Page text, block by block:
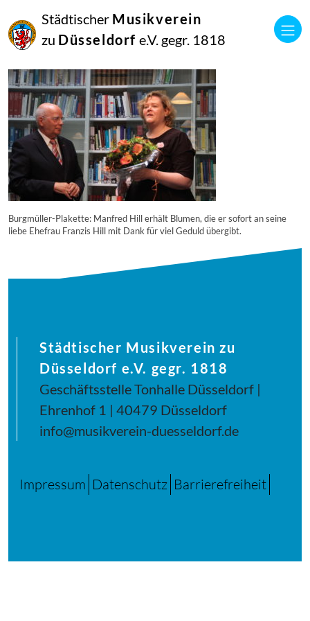
Städtischer Musikverein
zu Düsseldorf e.V. gegr. 1818
August
2018
Manfred Hill
Burgmüller-Plakette: Manfred Hill erhält Blumen, die er sofort an seine
liebe Ehefrau Franzis Hill mit Dank für viel Geduld übergibt.
Städtischer Musikverein zu
Düsseldorf e.V. gegr. 1818
Geschäftsstelle Tonhalle Düsseldorf |
Ehrenhof 1 | 40479 Düsseldorf
info@musikverein-duesseldorf.de
Impressum Datenschutz Barrierefreiheit